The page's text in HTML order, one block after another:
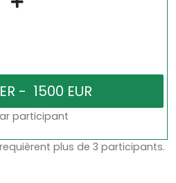
participant
plus de 3 participants.